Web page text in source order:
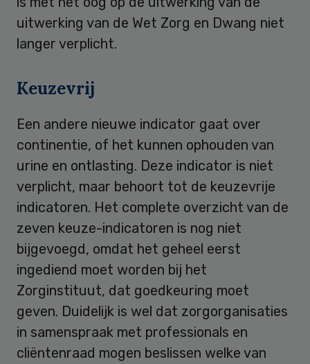
uitwerking van de Wet Zorg en Dwang niet
langer verplicht.
Keuzevrij
Een andere nieuwe indicator gaat over
continentie, of het kunnen ophouden van
urine en ontlasting. Deze indicator is niet
verplicht, maar behoort tot de keuzevrije
indicatoren. Het complete overzicht van de
zeven keuze-indicatoren is nog niet
bijgevoegd, omdat het geheel eerst
ingediend moet worden bij het
Zorginstituut, dat goedkeuring moet
geven. Duidelijk is wel dat zorgorganisaties
in samenspraak met professionals en
cliëntenraad mogen beslissen welke van